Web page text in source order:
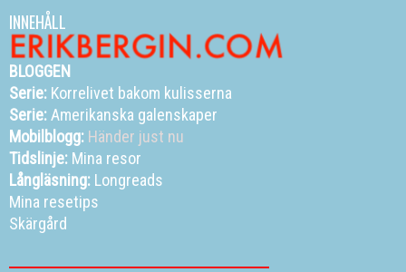
INNEHÅLL
BLOGGEN
Serie: Korrelivet bakom kulisserna
Serie:Amerikanska galenskaper
Mobilblogg: Händer just nu
Tidslinje: Mina resor
Långläsning: Longreads
Mina resetips
Skärgård